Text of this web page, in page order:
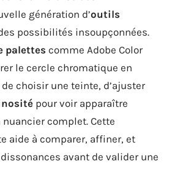
génération d’outils
possibilités insoupçonnées.
palettes comme Adobe Color
le cercle chromatique en
choisir une teinte, d’ajuster
pour voir apparaître
complet. Cette
aide à comparer, affiner, et
avant de valider une